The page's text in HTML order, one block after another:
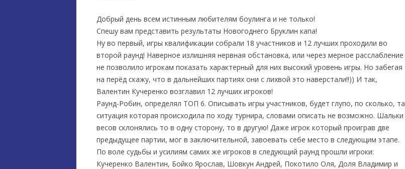
Добрый день всем истинным любителям боулинга и не только!
Спешу вам представить результаты Новогоднего Бруклин капа!
Ну во первый, игры квалификации собрали 18 участников и 12 лучших проходили во
второй раунд! Наверное излишняя нервная обстановка, или через мерное расслабление
не позволило игрокам показать характерный для них высокий уровень игры. Но забегая
на перёд скажу, что в дальнейших партиях они с лихвой это наверстали!!)) И так,
Валентин Кучеренко возглавил 12 лучших игроков!
Раунд-Робин, определял ТОП 6. Описывать игры участников, будет глупо, по сколько, та
ситуация которая происходила по ходу турнира, словами описать не возможно. Шальки
весов склонялись то в одну сторону, то в другую! Даже игрок который проиграв две
предыдущее партии, мог в заключительной, завоевать себе место в следующим этапе.
По воле судьбы и усилиям самих же игроков в следующий раунд прошли игроки:
Кучеренко Валентин, Бойко Ярослав, Шовкун Андрей, Покотило Оля, Доля Владимир и